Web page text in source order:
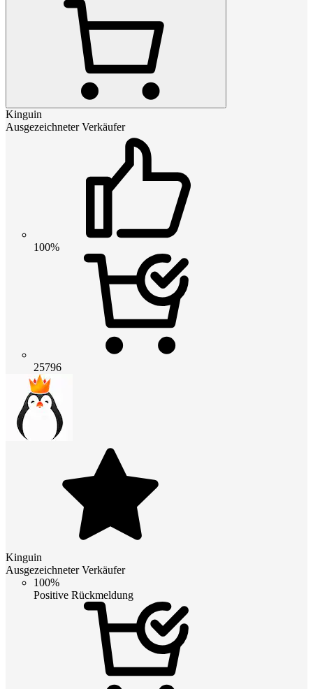
Kinguin
Ausgezeichneter Verkäufer
100%
25796
Kinguin
Ausgezeichneter Verkäufer
100%
Positive Rückmeldung